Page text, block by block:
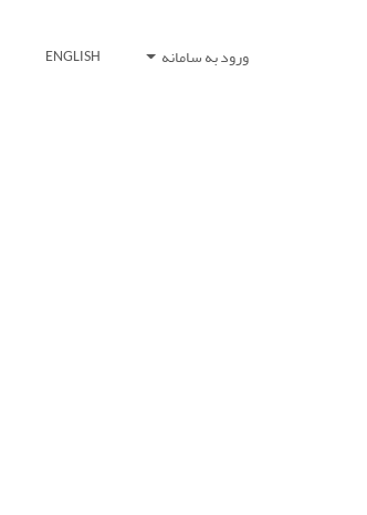
ورود به سامانه ENGLISH